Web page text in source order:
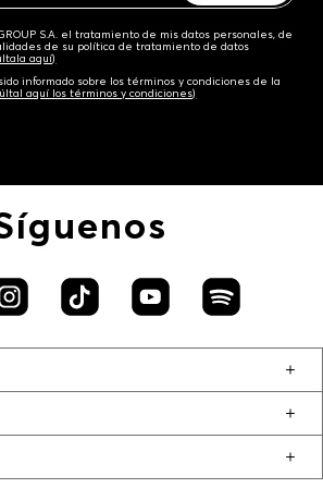
S.A. el tratamiento de mis datos personales, de
de su política de tratamiento de datos
aquí)
informado sobre los términos y condiciones de la
aquí los términos y condiciones)